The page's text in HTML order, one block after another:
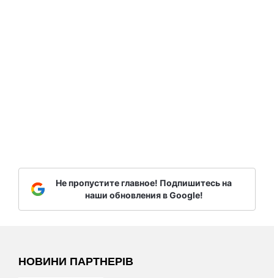
Не пропустите главное! Подпишитесь на
наши обновления в Google!